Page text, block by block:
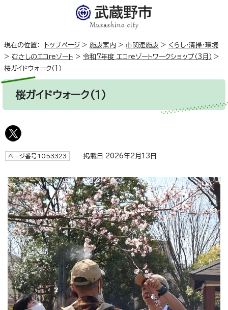
現在の位置： トップページ > 施設案内 > 市関連施設 > くらし・清掃・環境
> むさしのエコreゾート > 令和7年度 エコreゾートワークショップ（3月） >
桜ガイドウォーク（1）
桜ガイドウォーク（1）
ページ番号1053323 掲載日 2026年2月13日